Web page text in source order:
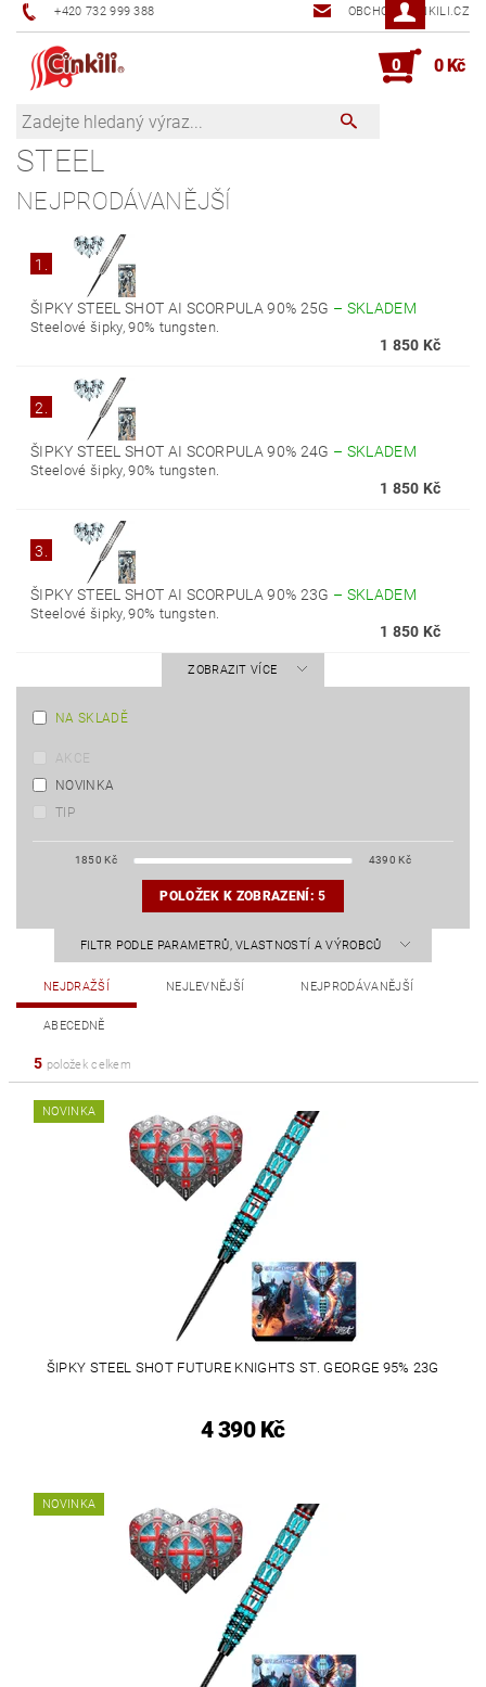
+420 732 999 388 OBCHOD@CINKILI.CZ
0 0 Kč
STEEL
NEJPRODÁVANĚJŠÍ
1.
ŠIPKY STEEL SHOT AI SCORPULA 90% 25G – SKLADEM
Steelové šipky, 90% tungsten.
1 850 Kč
2.
ŠIPKY STEEL SHOT AI SCORPULA 90% 24G – SKLADEM
Steelové šipky, 90% tungsten.
1 850 Kč
3.
ŠIPKY STEEL SHOT AI SCORPULA 90% 23G – SKLADEM
Steelové šipky, 90% tungsten.
1 850 Kč
ZOBRAZIT VÍCE
NA SKLADĚ
AKCE
NOVINKA
TIP
1850 Kč 4390 Kč
POLOŽEK K ZOBRAZENÍ:5
FILTR PODLE PARAMETRŮ, VLASTNOSTÍ A VÝROBCŮ
NEJDRAŽŠÍ NEJLEVNĚJŠÍ NEJPRODÁVANĚJŠÍ
ABECEDNĚ
5 položek celkem
NOVINKA
ŠIPKY STEEL SHOT FUTURE KNIGHTS ST. GEORGE 95% 23G
4 390 Kč
NOVINKA